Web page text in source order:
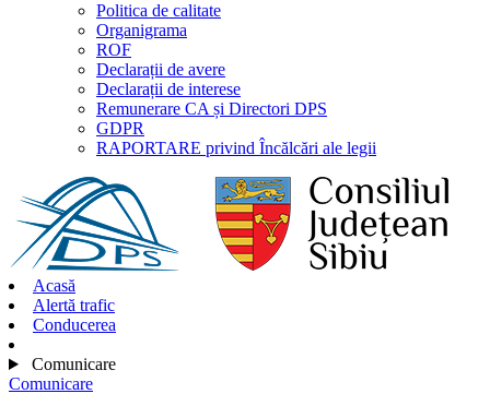
Politica de calitate
Organigrama
ROF
Declarații de avere
Declarații de interese
Remunerare CA și Directori DPS
GDPR
RAPORTARE privind Încălcări ale legii
Acasă
Alertă trafic
Conducerea
Comunicare
Comunicare